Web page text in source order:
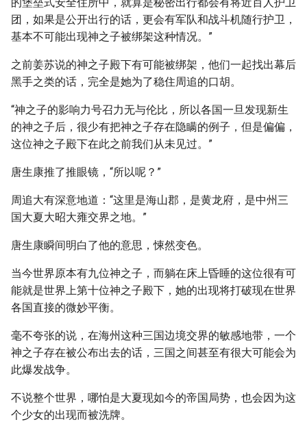
团，如果是公开出行的话，更会有军队和战斗机随行护卫，
基本不可能出现神之子被绑架这种情况。”
之前姜苏说的神之子殿下有可能被绑架，他们一起找出幕后
黑手之类的话，完全是她为了稳住周追的口胡。
“神之子的影响力号召力无与伦比，所以各国一旦发现新生
的神之子后，很少有把神之子存在隐瞒的例子，但是偏偏，
这位神之子殿下在此之前我们从未见过。”
唐生康推了推眼镜，“所以呢？”
周追大有深意地道：“这里是海山郡，是黄龙府，是中州三
国大夏大昭大雍交界之地。”
唐生康瞬间明白了他的意思，悚然变色。
当今世界原本有九位神之子，而躺在床上昏睡的这位很有可
能就是世界上第十位神之子殿下，她的出现将打破现在世界
各国直接的微妙平衡。
毫不夸张的说，在海州这种三国边境交界的敏感地带，一个
神之子存在被公布出去的话，三国之间甚至有很大可能会为
此爆发战争。
不说整个世界，哪怕是大夏现如今的帝国局势，也会因为这
个少女的出现而被洗牌。